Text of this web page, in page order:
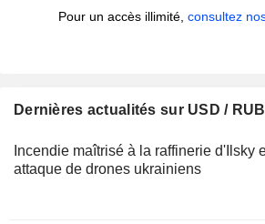
Pour un accès illimité, consultez
Dernières actualités sur USD / RUB
Incendie maîtrisé à la raffinerie d'Ilsky
attaque de drones ukrainiens